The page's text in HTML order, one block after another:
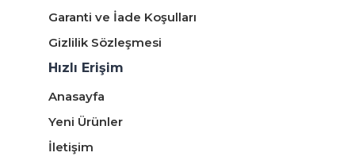
Garanti ve İade Koşulları
Gizlilik Sözleşmesi
Hızlı Erişim
Anasayfa
Yeni Ürünler
İletişim